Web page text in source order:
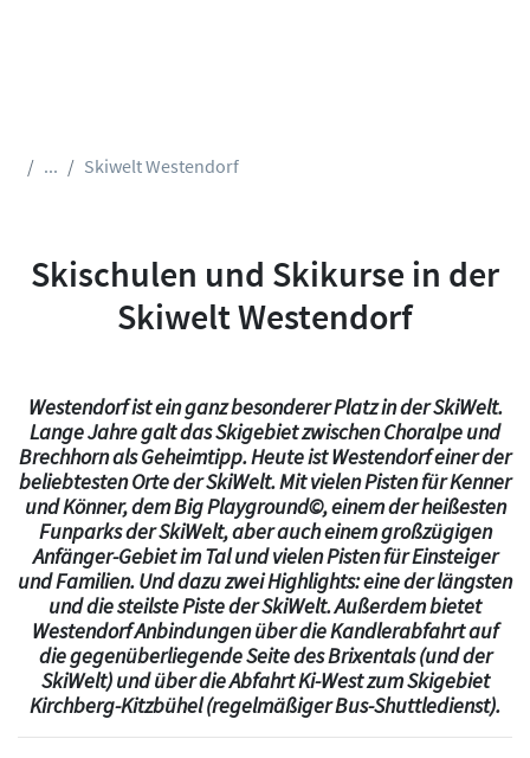
... Skiwelt Westendorf
Skischulen und Skikurse in der
Skiwelt Westendorf
Westendorf ist ein ganz besonderer Platz in der SkiWelt.
Lange Jahre galt das Skigebiet zwischen Choralpe und
Brechhorn als Geheimtipp. Heute ist Westendorf einer der
beliebtesten Orte der SkiWelt. Mit vielen Pisten für Kenner
und Könner, dem Big Playground©, einem der heißesten
Funparks der SkiWelt, aber auch einem großzügigen
Anfänger-Gebiet im Tal und vielen Pisten für Einsteiger
und Familien. Und dazu zwei Highlights: eine der längsten
und die steilste Piste der SkiWelt. Außerdem bietet
Westendorf Anbindungen über die Kandlerabfahrt auf
die gegenüberliegende Seite des Brixentals (und der
SkiWelt) und über die Abfahrt Ki-West zum Skigebiet
Kirchberg-Kitzbühel (regelmäßiger Bus-Shuttledienst).